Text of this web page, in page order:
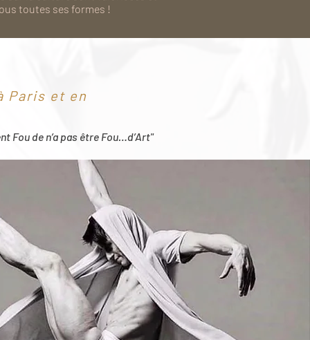
toutes ses formes !
Paris et en
Fou de n’a pas être Fou…d’Art"